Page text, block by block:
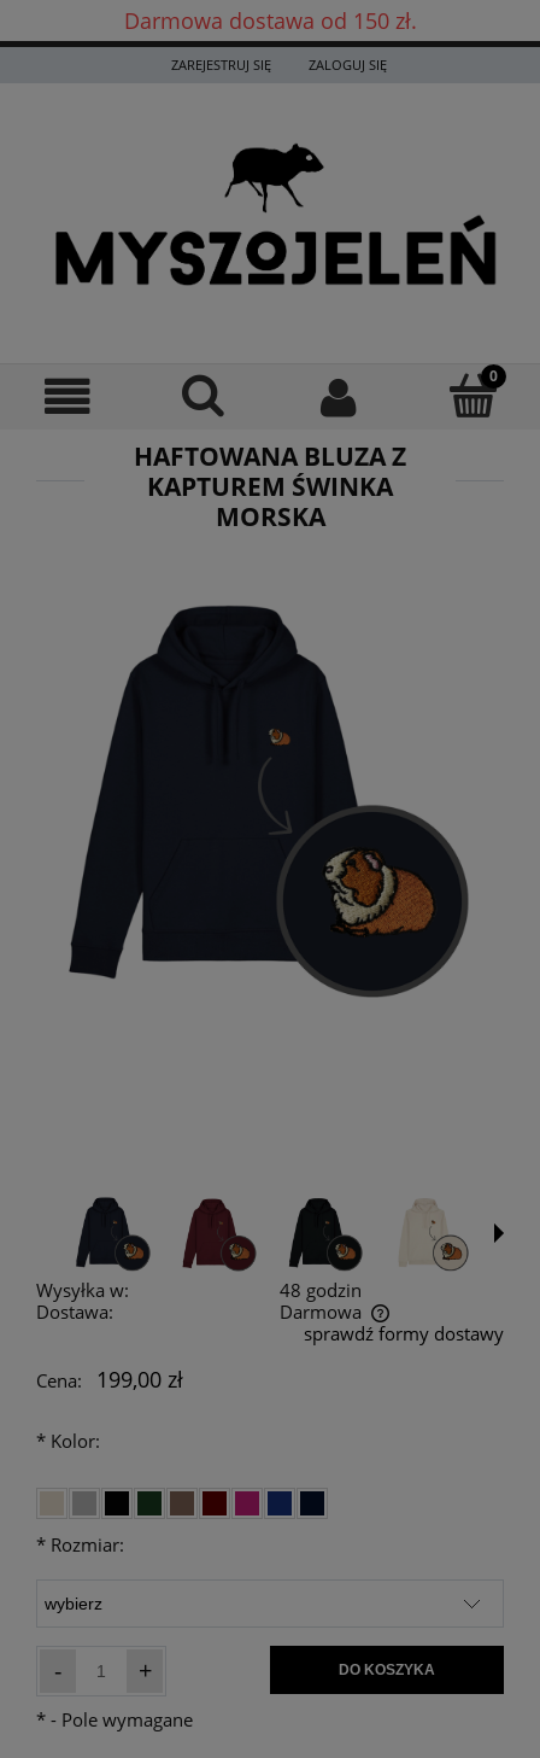
Darmowa dostawa od 150 zł.
Darmowa dostawa już od 150 zł! ✨
ZAREJESTRUJ SIĘ ZALOGUJ SIĘ
HAFTOWANA BLUZA Z
KAPTUREM ŚWINKA
MORSKA
Wysyłka w:
48 godzin
Dostawa:
Darmowa
Cena nie zawiera ewentualnych kosztów płatności
sprawdź formy dostawy
Cena:
199,00 zł
* Kolor:
* Rozmiar:
- + DO KOSZYKA
* - Pole wymagane